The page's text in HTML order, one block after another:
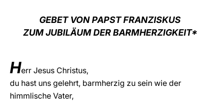
中文
LATINE
GEBET VON PAPST FRANZISKUS
ZUM JUBILÄUM DER BARMHERZIGKEIT*
Herr Jesus Christus,
du hast uns gelehrt, barmherzig zu sein wie der
himmlische Vater,